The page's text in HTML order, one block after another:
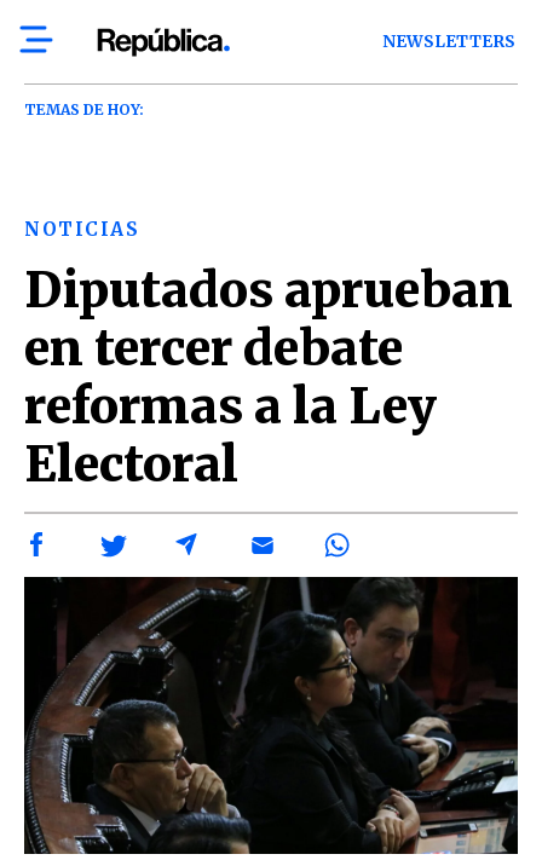
NEWSLETTERS
TEMAS DE HOY:
NOTICIAS
Diputados aprueban
en tercer debate
reformas a la Ley
Electoral